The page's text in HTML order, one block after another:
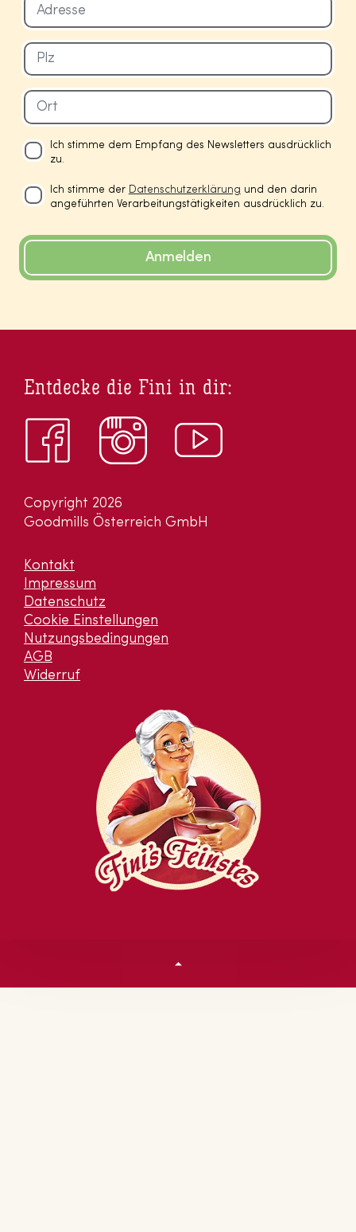
Ich stimme dem Empfang des Newsletters ausdrücklich
zu.
Ich stimme der Datenschutzerklärung und den darin
angeführten Verarbeitungstätigkeiten ausdrücklich zu.
Anmelden
Copyright 2026
Goodmills Österreich GmbH
Kontakt
Impressum
Datenschutz
Cookie Einstellungen
Nutzungsbedingungen
AGB
Widerruf
Entdecke die Fini in dir: